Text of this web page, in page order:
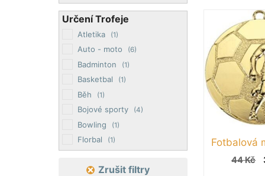
Fotbalová
44Kč
produkt
má
více
variant.
Možnosti
lze
vybrat
stránce
produktu
Určení Trofeje
Atletika (1)
Auto - moto (6)
Badminton (1)
Basketbal (1)
Běh (1)
Bojové sporty (4)
Bowling (1)
Florbal (1)
Golf (1)
Zrušit filtry